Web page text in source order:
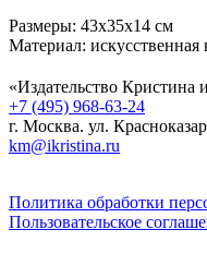
Размеры: 43x35x14 см
Материал:
«Издательство Кристина
+7 (495) 968-63-24
г. Москва. ул.
km@ikristina.ru
Политика обработки
Пользовательское